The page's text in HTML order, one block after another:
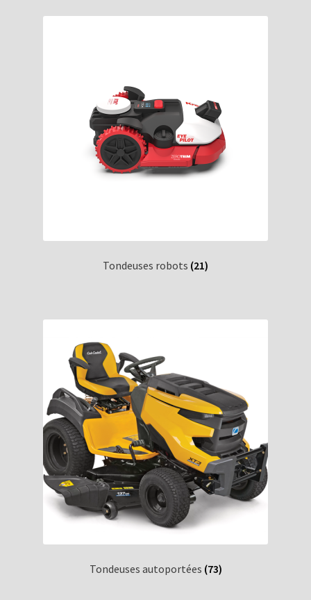
Tondeuses robots (21)
Tondeuses autoportées (73)